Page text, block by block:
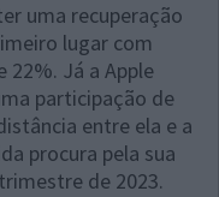
uma recuperação
lugar com
22%. Já a Apple
participação de
entre ela e a
procura pela sua
de 2023.